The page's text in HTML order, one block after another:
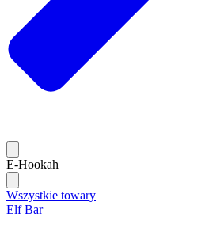
E-Hookah
Wszystkie towary
Elf Bar